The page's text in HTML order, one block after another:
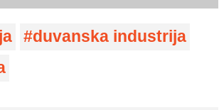
duvanska industrija